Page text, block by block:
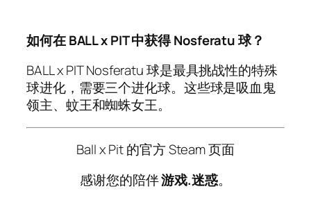
如何在 BALL x PIT 中获得 Nosferatu 球？
BALL x PIT Nosferatu 球是最具挑战性的特殊
球进化，需要三个进化球。这些球是吸血鬼
领主、蚊王和蜘蛛女王。
Ball x Pit 的官方 Steam 页面
感谢您的陪伴游戏.迷惑。